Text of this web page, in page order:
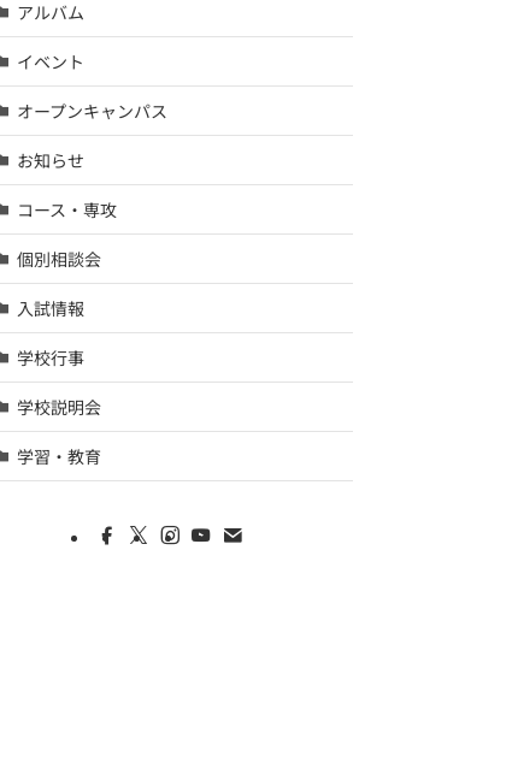
アルバム
イベント
オープンキャンパス
お知らせ
コース・専攻
個別相談会
入試情報
学校行事
学校説明会
学習・教育